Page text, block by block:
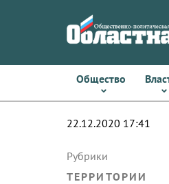
Общество
22.12.2020 17:41
Рубрики
ТЕРРИТОРИИ